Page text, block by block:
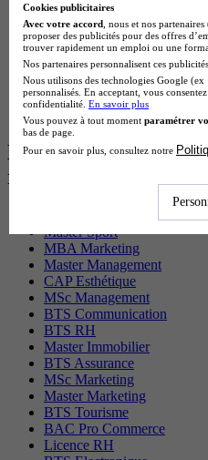
BTS Gpn en alternance
BTS Domotique en
BAC Pro Agora en
BTS Sta en alternance
BTS Iris en alternance
BTS Tpl en alternance
BTS Ati en alternance
Les diplômes par
recherchés
Master Sport
MBA Marketing
Master Management
CAP Esthétique
MSc Management
BTS Communication
BTS RH
Master Immobilier
BTS Assurance
MSc Marketing
Master Marketing
BTS Tourisme
BAC Pro Commerce
Licence RH
Cookies publicitaires
Avec votre accord , nous et nos
proposer des publicités pour des offres
trouver rapidement un emploi ou une
Nos partenaires personnalisent ces
Nous utilisons des technologies Google
personnalisés. En acceptant, vous
confidentialité. En savoir plus
Vous pouvez à tout moment paramétrer
bas de page.
Pour en savoir plus, consultez notre